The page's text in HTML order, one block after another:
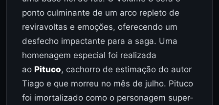
ponto culminante de um arco repleto de
reviravoltas e emoções, oferecendo um
desfecho impactante para a saga. Uma
homenagem especial foi realizada
ao Pituco, cachorro de estimação do autor
Tiago e que morreu no mês de julho. Pituco
foi imortalizado como o personagem super-